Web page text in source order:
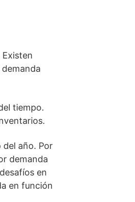
tiempo.
año. Por
demanda
en
en función